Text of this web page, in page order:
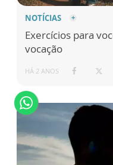
NOTÍCIAS
Exercícios para
vocação
HÁ 2 ANOS